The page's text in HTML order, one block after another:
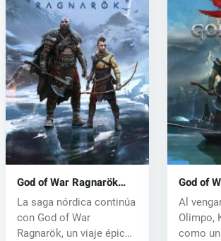
God of War Ragnarök
(PC) key
La saga nórdica continúa
con God of War
Ragnarök, un viaje épico
God of
Al
Olimpo,
como